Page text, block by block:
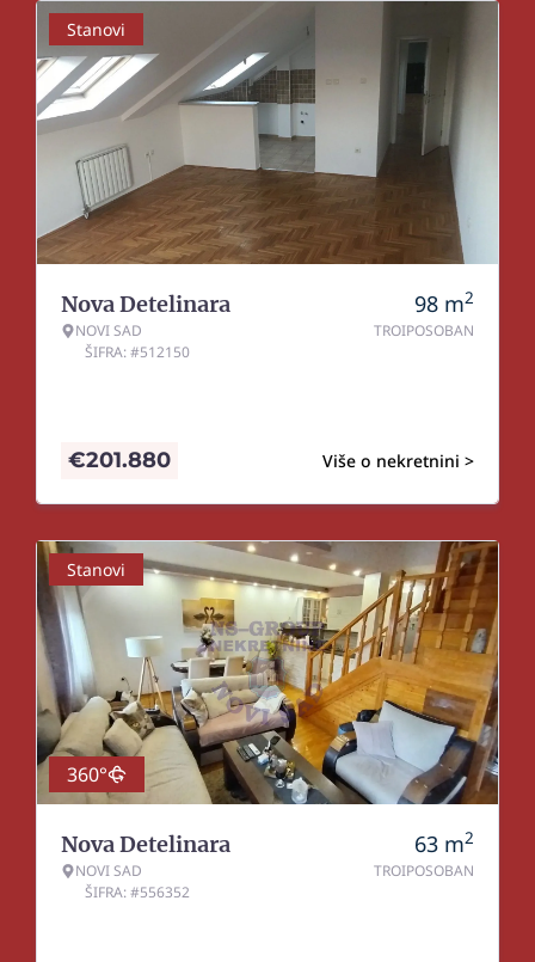
Stanovi
Nova Detelinara
NOVI SAD
ŠIFRA: #512150
98 m2
TROIPOSOBAN
Više o nekretnini >
€201.880
Stanovi
360°
Nova Detelinara
NOVI SAD
ŠIFRA: #556352
63 m2
TROIPOSOBAN